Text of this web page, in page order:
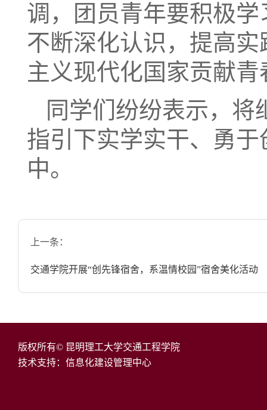
调，团员青年要积极
不断深化认识，提高
主义现代化国家贡献青
同学们纷纷表示，
指引下实学实干、勇
中。
上一条：
交通学院开展“创先锋宿舍，系温情校园”宿舍美化活动
版权所有© 昆明理工大学交通工程学院
技术支持：信息化建设管理中心